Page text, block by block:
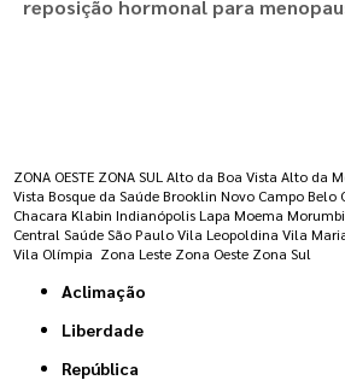
reposição hormonal para
ZONA OESTE ZONA SUL Alto da Boa Vista Alto da
Vista Bosque da Saúde Brooklin Novo Campo Belo
Chacara Klabin Indianópolis Lapa Moema Morumbi
Central Saúde São Paulo Vila Leopoldina Vila
Vila Olímpia Zona Leste Zona Oeste Zona Sul
Aclimação
Liberdade
República